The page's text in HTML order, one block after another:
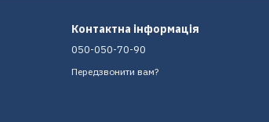
Контактна інформація
050-050-70-90
Передзвонити вам?